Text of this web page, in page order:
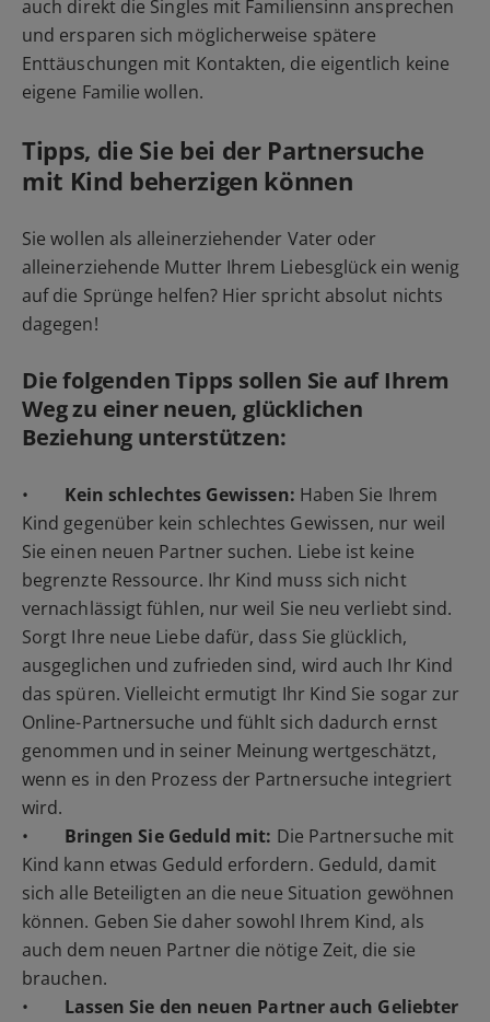
auch direkt die Singles mit Familiensinn ansprechen
und ersparen sich möglicherweise spätere
Enttäuschungen mit Kontakten, die eigentlich keine
eigene Familie wollen.
Tipps, die Sie bei der Partnersuche
mit Kind beherzigen können
Sie wollen als alleinerziehender Vater oder
alleinerziehende Mutter Ihrem Liebesglück ein wenig
auf die Sprünge helfen? Hier spricht absolut nichts
dagegen!
Die folgenden Tipps sollen Sie auf Ihrem
Weg zu einer neuen, glücklichen
Beziehung unterstützen:
• Kein schlechtes Gewissen: Haben Sie Ihrem
Kind gegenüber kein schlechtes Gewissen, nur weil
Sie einen neuen Partner suchen. Liebe ist keine
begrenzte Ressource. Ihr Kind muss sich nicht
vernachlässigt fühlen, nur weil Sie neu verliebt sind.
Sorgt Ihre neue Liebe dafür, dass Sie glücklich,
ausgeglichen und zufrieden sind, wird auch Ihr Kind
das spüren. Vielleicht ermutigt Ihr Kind Sie sogar zur
Online-Partnersuche und fühlt sich dadurch ernst
genommen und in seiner Meinung wertgeschätzt,
wenn es in den Prozess der Partnersuche integriert
wird.
• Bringen Sie Geduld mit: Die Partnersuche mit
Kind kann etwas Geduld erfordern. Geduld, damit
sich alle Beteiligten an die neue Situation gewöhnen
können. Geben Sie daher sowohl Ihrem Kind, als
auch dem neuen Partner die nötige Zeit, die sie
brauchen.
• Lassen Sie den neuen Partner auch Geliebter